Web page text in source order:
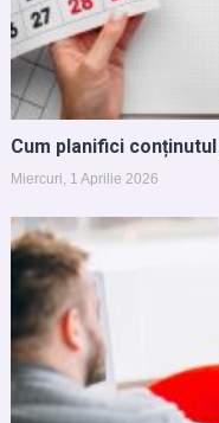
Cum planifici
Miercuri, 1 Aprilie 2026